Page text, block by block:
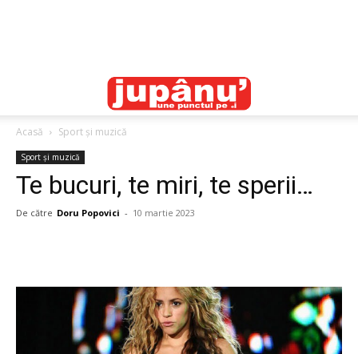
Acasă Sport și muzică
Sport și muzică
Te bucuri, te miri, te sperii…
De către Doru Popovici - 10 martie 2023